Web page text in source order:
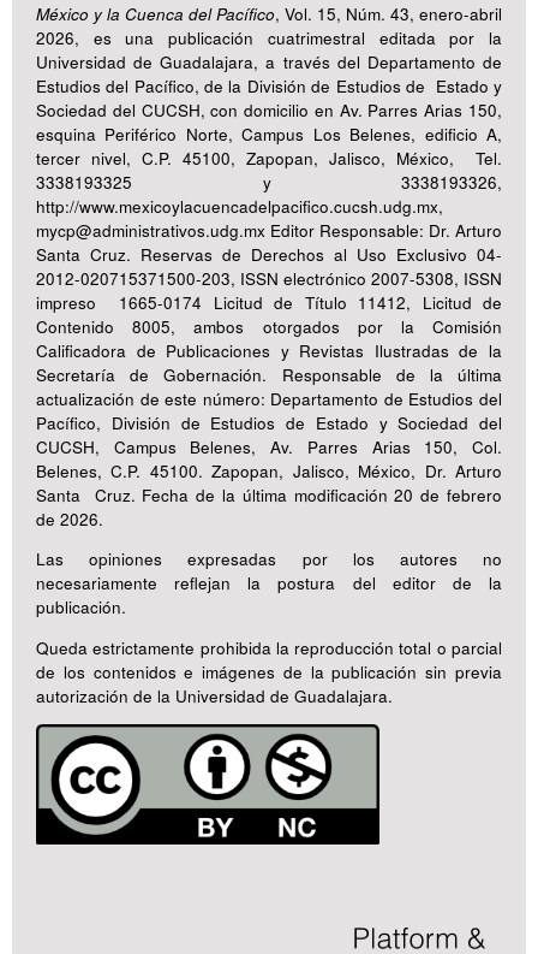
México y la Cuenca del Pacífico, Vol. 15, Núm. 43, enero-abril
2026, es una publicación cuatrimestral editada por la
Universidad de Guadalajara, a través del Departamento de
Estudios del Pacífico, de la División de Estudios de Estado y
Sociedad del CUCSH, con domicilio en Av. Parres Arias 150,
esquina Periférico Norte, Campus Los Belenes, edificio A,
tercer nivel, C.P. 45100, Zapopan, Jalisco, México, Tel.
3338193325 y 3338193326,
http://www.mexicoylacuencadelpacifico.cucsh.udg.mx,
mycp@administrativos.udg.mx Editor Responsable: Dr. Arturo
Santa Cruz. Reservas de Derechos al Uso Exclusivo 04-
2012-020715371500-203, ISSN electrónico 2007-5308, ISSN
impreso 1665-0174 Licitud de Título 11412, Licitud de
Contenido 8005, ambos otorgados por la Comisión
Calificadora de Publicaciones y Revistas Ilustradas de la
Secretaría de Gobernación. Responsable de la última
actualización de este número: Departamento de Estudios del
Pacífico, División de Estudios de Estado y Sociedad del
CUCSH, Campus Belenes, Av. Parres Arias 150, Col.
Belenes, C.P. 45100. Zapopan, Jalisco, México, Dr. Arturo
Santa Cruz. Fecha de la última modificación 20 de febrero
de 2026.
Las opiniones expresadas por los autores no
necesariamente reflejan la postura del editor de la
publicación.
Queda estrictamente prohibida la reproducción total o parcial
de los contenidos e imágenes de la publicación sin previa
autorización de la Universidad de Guadalajara.